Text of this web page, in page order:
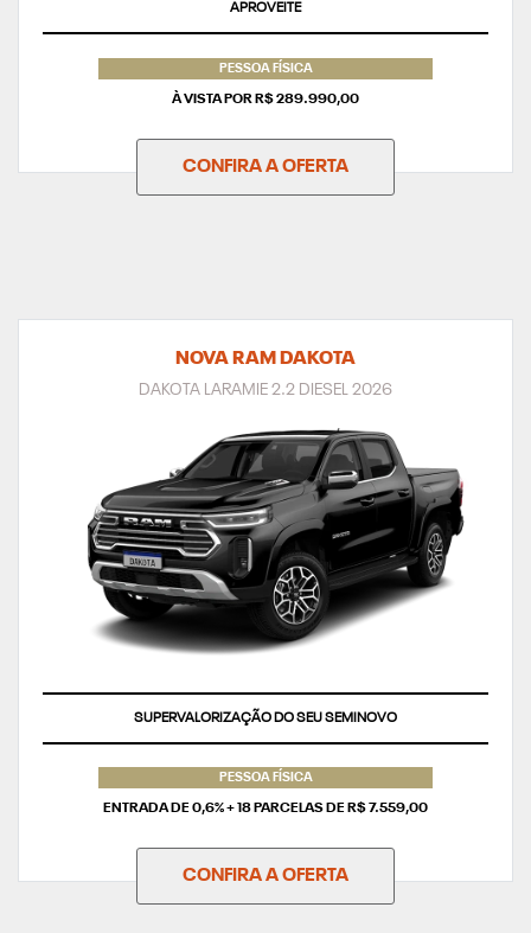
APROVEITE
PESSOA FÍSICA
À VISTA POR R$ 289.990,00
CONFIRA A OFERTA
NOVA RAM DAKOTA
DAKOTA LARAMIE 2.2 DIESEL 2026
TAXA ZERO
PESSOA FÍSICA
ENTRADA DE 0,6% + 18 PARCELAS DE R$ 7.559,00
CONFIRA A OFERTA